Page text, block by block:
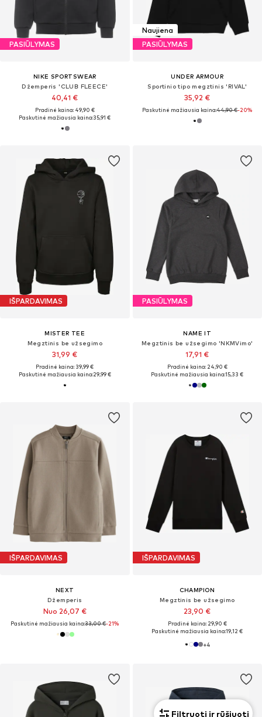
PASIŪLYMAS
NIKE SPORTSWEAR
Džemperis 'CLUB FLEECE'
40,41 €
Pradinė kaina: 49,90 €
Paskutinė mažiausia kaina:35,91 €
Naujiena
PASIŪLYMAS
UNDER ARMOUR
Sportinio tipo megztinis 'RIVAL'
35,92 €
Paskutinė mažiausia kaina:44,90 €-20%
IŠPARDAVIMAS
MISTER TEE
Megztinis be užsegimo
31,99 €
Pradinė kaina: 39,99 €
Paskutinė mažiausia kaina:29,99 €
PASIŪLYMAS
NAME IT
Megztinis be užsegimo 'NKMVimo'
17,91 €
Pradinė kaina: 24,90 €
Paskutinė mažiausia kaina:15,33 €
IŠPARDAVIMAS
NEXT
Džemperis
Nuo 26,07 €
Paskutinė mažiausia kaina:33,00 €-21%
IŠPARDAVIMAS
CHAMPION
Megztinis be užsegimo
23,90 €
Pradinė kaina: 29,90 €
Paskutinė mažiausia kaina:19,12 €
+4
Filtruoti ir rūšiuoti